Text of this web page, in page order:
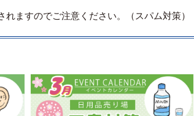
ますのでご注意ください。（スパム対策）